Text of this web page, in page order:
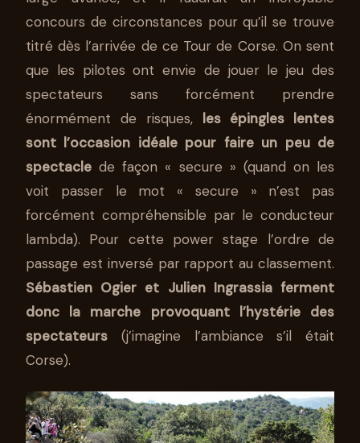
concours de circonstances pour qu’il se trouve
titré dès l’arrivée de ce Tour de Corse. On sent
que les pilotes ont envie de jouer le jeu des
spectateurs sans forcément prendre
énormément de risques, les épingles lentes
sont l’occasion idéale pour faire un peu de
spectacle de façon « secure » (quand on les
voit passer le mot « secure » n’est pas
forcément compréhensible par le conducteur
lambda). Pour cette power stage l’ordre de
passage est inversé par rapport au classement.
Sébastien Ogier et Julien Ingrassia ferment
donc la marche provoquant l’hystérie des
spectateurs (j’imagine l’ambiance s’il était
Corse).